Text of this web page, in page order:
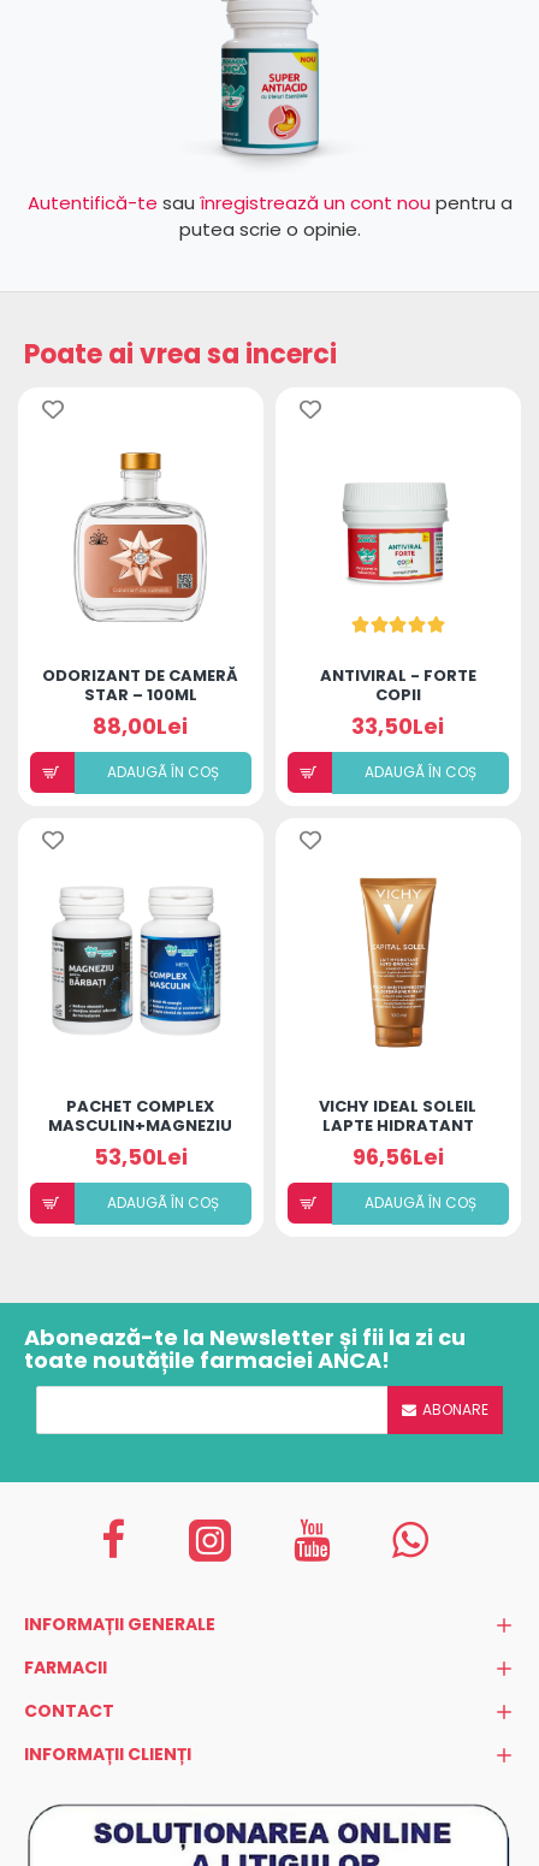
Autentifică-te sau înregistrează un cont nou pentru a
putea scrie o opinie.
Poate ai vrea sa incerci
ODORIZANT DE CAMERĂ
STAR – 100ML
88,00Lei
ADAUGÃ ÎN COȘ
ANTIVIRAL - FORTE
COPII
33,50Lei
ADAUGÃ ÎN COȘ
PACHET COMPLEX
MASCULIN+MAGNEZIU
53,50Lei
ADAUGÃ ÎN COȘ
VICHY IDEAL SOLEIL
LAPTE HIDRATANT
AUTOBRONZANT
PENTRU FATA SI CORP
100ML
96,56Lei
ADAUGÃ ÎN COȘ
Abonează-te la Newsletter și fii la zi cu
toate noutățile farmaciei ANCA!
ABONARE
INFORMAȚII GENERALE
FARMACII
CONTACT
INFORMAȚII CLIENȚI